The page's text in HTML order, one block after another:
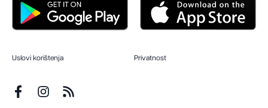
Uslovi korištenja Privatnost